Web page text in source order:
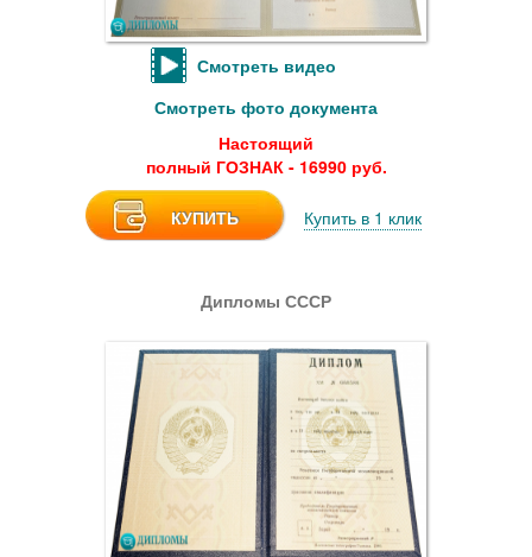
Смотреть видео
Смотреть фото документа
Настоящий
полный ГОЗНАК - 16990 руб.
КУПИТЬ Купить в 1 клик
Дипломы СССР